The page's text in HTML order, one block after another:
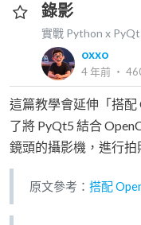
錄影
實戰 Python x
oxxo
4 年前 ‧
這篇教學會延伸「搭
了將 PyQt5 結合
鏡頭的攝影機，進行拍
原文參考： 搭配